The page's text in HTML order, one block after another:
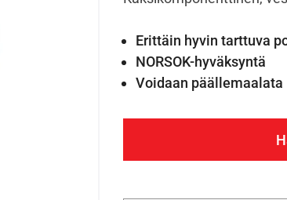
Erittäin hyvin tarttuva
NORSOK-hyväksyntä
Voidaan